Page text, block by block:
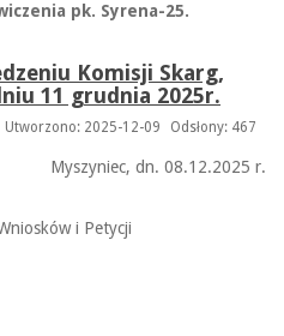
pk. Syrena-25.
Komisji Skarg,
11 grudnia 2025r.
Utworzono: 2025-12-09 Odsłony: 467
Myszyniec, dn. 08.12.2025 r.
i Petycji